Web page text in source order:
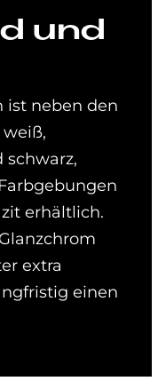
und
ist neben den
erhältlich.
extra
einen